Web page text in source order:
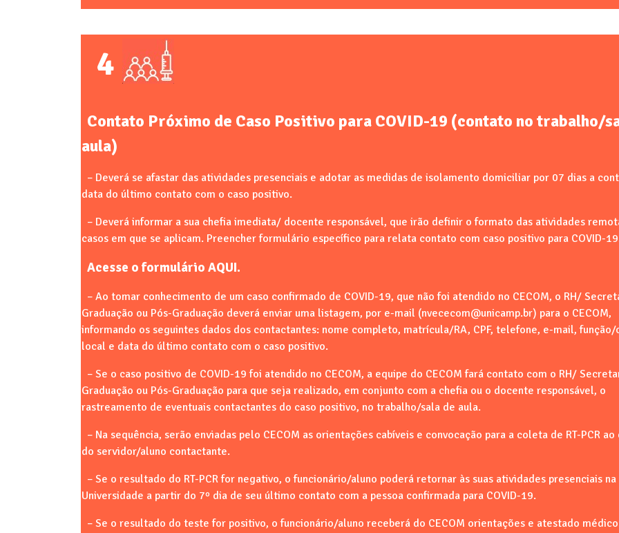
4
Contato Próximo de Caso Positivo para COVID-19 (contato no trabalho/
aula)
– Deverá se afastar das atividades presenciais e adotar as medidas de isolamento domiciliar por 07 dias a
data do último contato com o caso positivo.
– Deverá informar a sua chefia imediata/ docente responsável, que irão definir o formato das atividades
casos em que se aplicam. Preencher formulário específico para relata contato com caso positivo para COVID-
Acesse o formulário AQUI.
– Ao tomar conhecimento de um caso confirmado de COVID-19, que não foi atendido no CECOM, o RH/
Graduação ou Pós-Graduação deverá enviar uma listagem, por e-mail (nvececom@unicamp.br) para o CECOM,
informando os seguintes dados dos contactantes: nome completo, matrícula/RA, CPF, telefone, e-mail, função/
local e data do último contato com o caso positivo.
– Se o caso positivo de COVID-19 foi atendido no CECOM, a equipe do CECOM fará contato com o RH/
Graduação ou Pós-Graduação para que seja realizado, em conjunto com a chefia ou o docente responsável, o
rastreamento de eventuais contactantes do caso positivo, no trabalho/sala de aula.
– Na sequência, serão enviadas pelo CECOM as orientações cabíveis e convocação para a coleta de RT-PCR
do servidor/aluno contactante.
– Se o resultado do RT-PCR for negativo, o funcionário/aluno poderá retornar às suas atividades presenciais na
Universidade a partir do 7º dia de seu último contato com a pessoa confirmada para COVID-19.
– Se o resultado do teste for positivo, o funcionário/aluno receberá do CECOM orientações e atestado